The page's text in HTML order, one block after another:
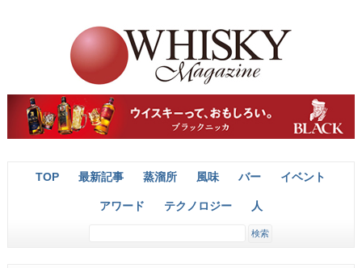
TOP 最新記事 蒸溜所 風味 バー イベント
アワード テクノロジー 人